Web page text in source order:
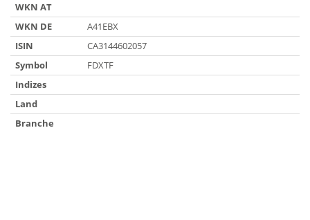
WKN AT
WKN DE
A41EBX
ISIN
CA3144602057
Symbol
FDXTF
Indizes
Land
Branche